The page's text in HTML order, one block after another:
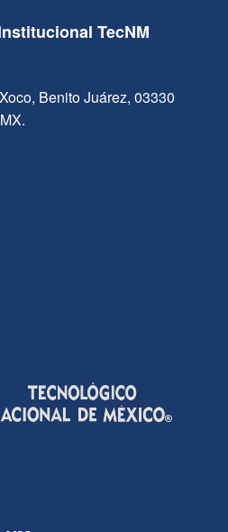
TecNM
Benito Juárez, 03330